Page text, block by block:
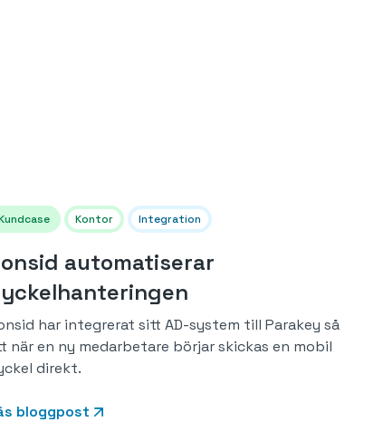
Kontor Integration
automatiserar
har integrerat sitt AD-system till Parakey så
när en ny medarbetare börjar skickas en mobil
direkt.
bloggpost